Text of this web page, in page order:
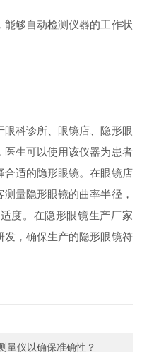
能够自动检测仪器的工作状
眼科诊所、眼镜店、隐形眼
医生可以使用该仪器为患者
合适的隐形眼镜。在眼镜店
量隐形眼镜的曲率半径，
度。在隐形眼镜生产厂家
发，确保生产的隐形眼镜符
量仪以确保准确性？